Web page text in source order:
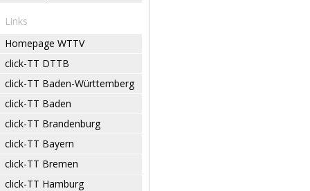
Links
Homepage WTTV
click-TT DTTB
click-TT Baden-Württemberg
click-TT Baden
click-TT Brandenburg
click-TT Bayern
click-TT Bremen
click-TT Hamburg